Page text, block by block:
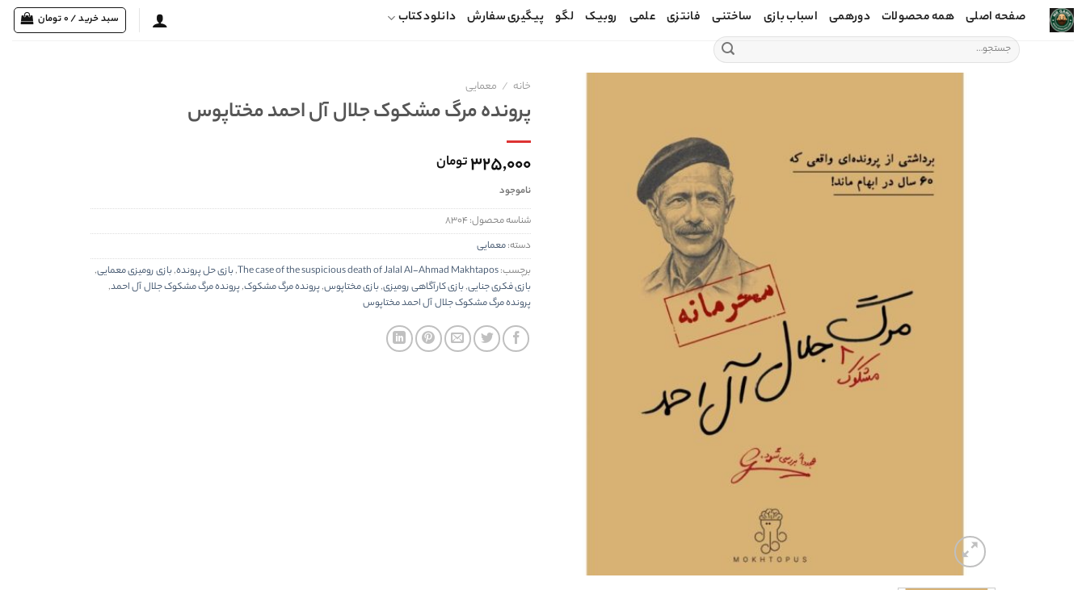
Skip
صفحه اصلی همه محصولات دورهمی اسباب بازی ساختنی فانتزی علمی روبیک لگو پیگیری سفارش دانلود کتاب
جستجو
برای:
سبد خرید /0تومان
خانه / معمایی
پرونده مرگ مشکوک جلال آل احمد مختاپوس
۳۲۵,۰۰۰تومان
ناموجود
شناسه محصول:۸۳۰۴
دسته:معمایی
برچسب:The case of the suspicious death of Jalal Al-Ahmad Makhtapos
,بازی حل پرونده,بازی رومیزی معمایی,
بازی فکری جنایی,بازی کارآگاهی رومیزی,بازی مختاپوس,پرونده مرگ مشکوک,پرونده مرگ مشکوک جلال آل احمد,
پرونده مرگ مشکوک جلال آل احمد مختاپوس